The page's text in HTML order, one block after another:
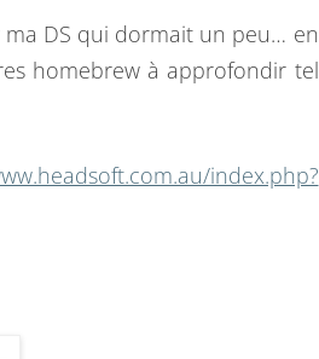
ma DS qui dormait un peu… en
homebrew à approfondir tel
index.php?